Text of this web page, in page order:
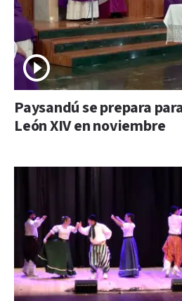
Paysandú se prepara
León XIV en noviembre